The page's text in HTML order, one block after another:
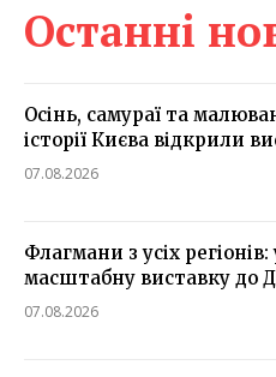
Останні
Осінь, самураї та
історії Києва відкрили
07.08.2026
Флагмани з усіх
масштабну виставку до
07.08.2026